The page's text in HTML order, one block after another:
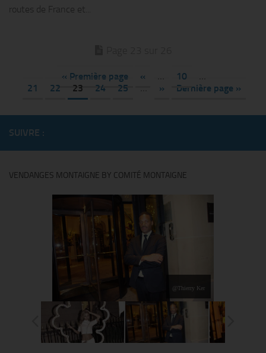
routes de France et...
« Première page « 10
21
22 23 24 25 » Dernière page »
SUIVRE :
VENDANGES MONTAIGNE BY COMITÉ MONTAIGNE
@Thierry Ker